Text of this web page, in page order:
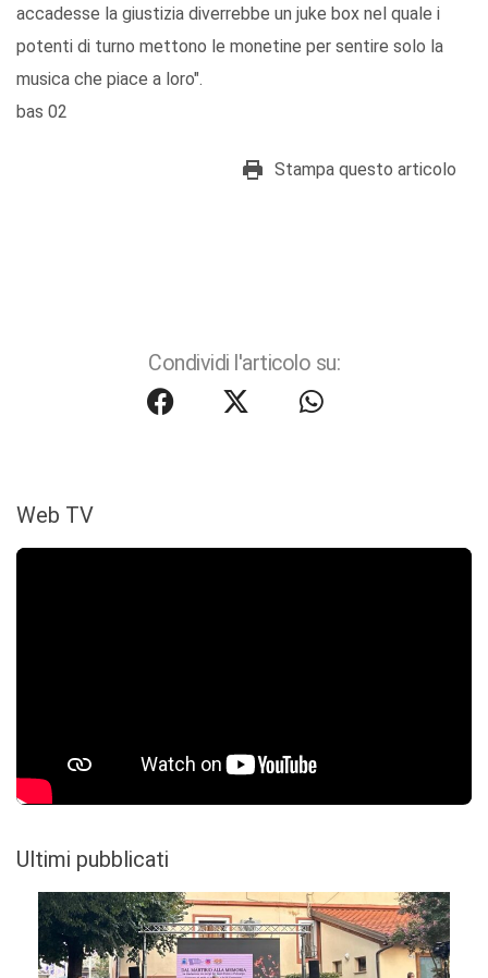
accadesse la giustizia diverrebbe un juke box nel quale i
potenti di turno mettono le monetine per sentire solo la
musica che piace a loro".
bas 02
Stampa questo articolo
Condividi l'articolo su:
Web TV
Ultimi pubblicati